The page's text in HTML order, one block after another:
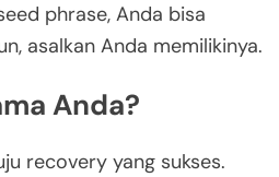
phrase, Anda bisa
asalkan Anda memilikinya.
Anda?
recovery yang sukses.